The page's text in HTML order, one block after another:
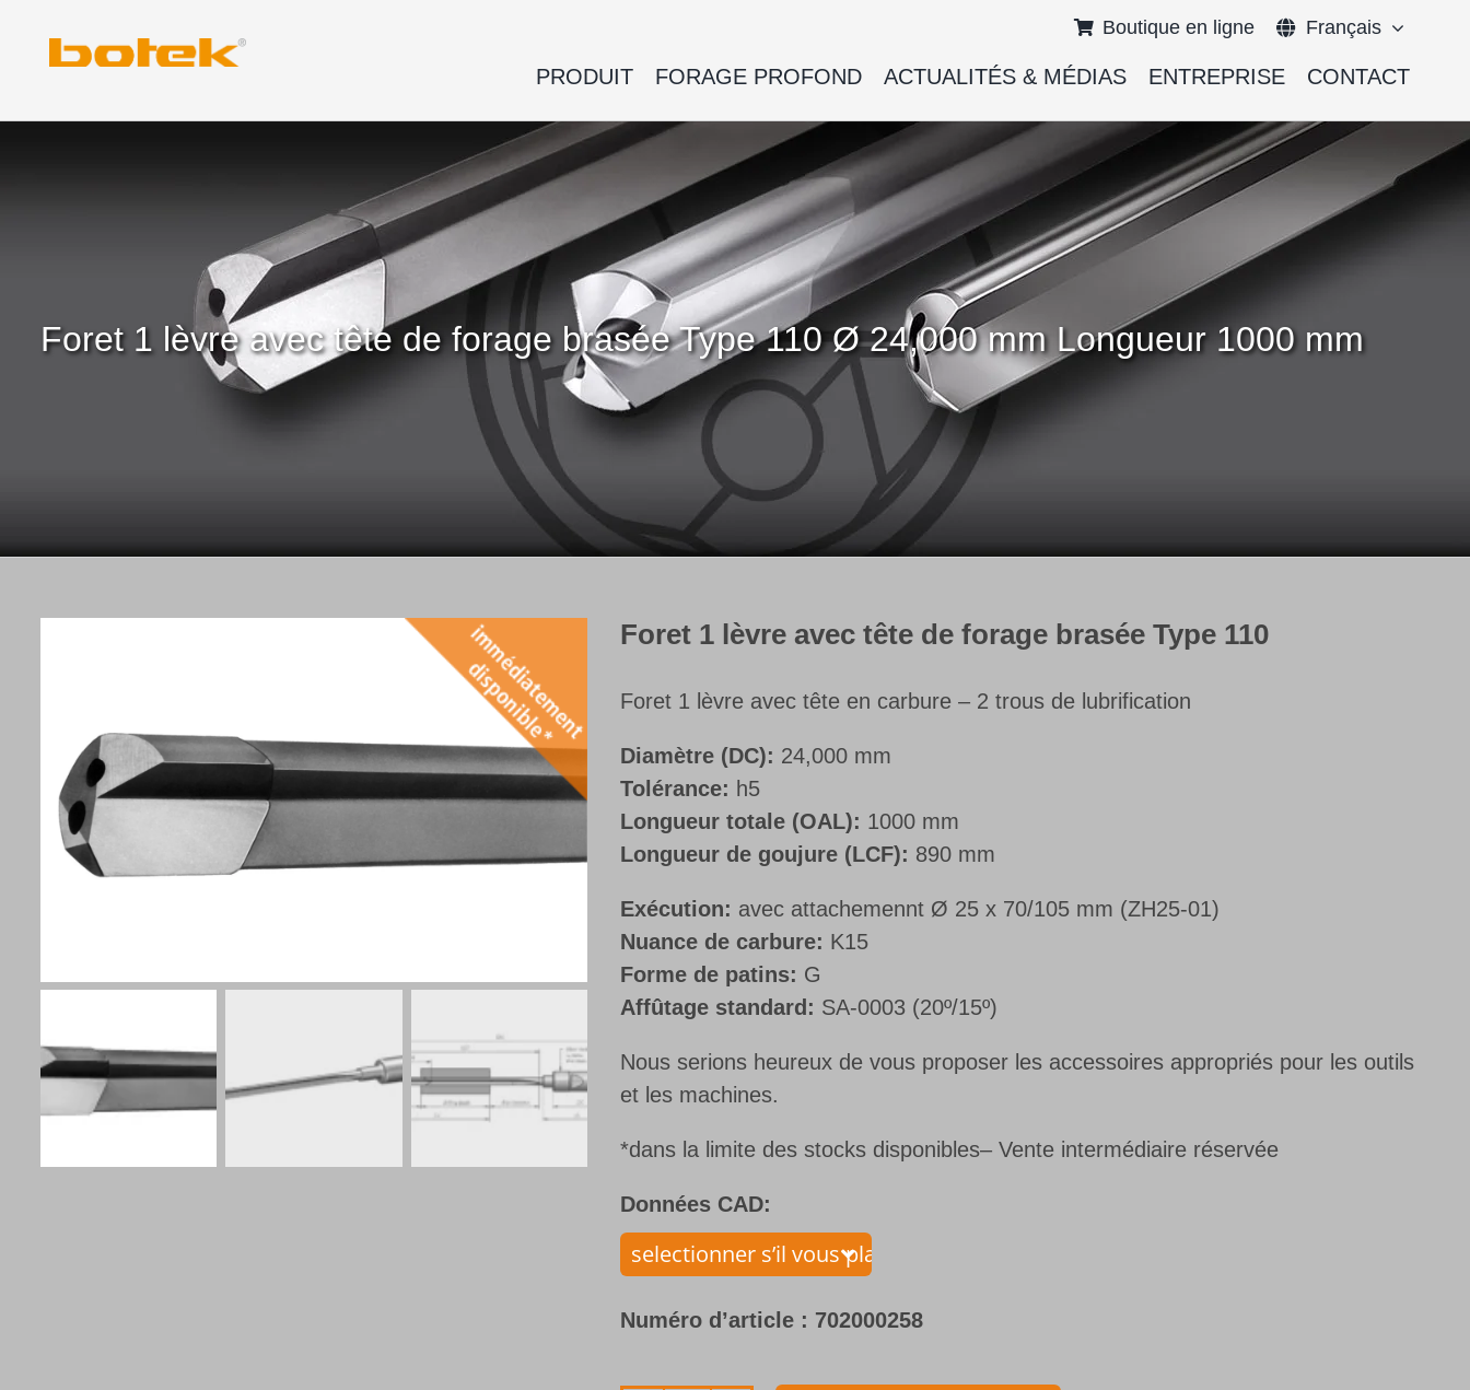
Boutique en ligne Français
English
Deutsch
PRODUIT FORAGE PROFOND ACTUALITÉS & MÉDIAS ENTREPRISE CONTACT
Foret 1 lèvre avec tête de forage brasée Type 110 Ø 24,000 mm Longueur 1000 mm
Foret 1 lèvre avec tête de forage brasée Type 110
Foret 1 lèvre avec tête en carbure – 2 trous de lubrification
Diamètre (DC): 24,000 mm
Tolérance: h5
Longueur totale (OAL): 1000 mm
Longueur de goujure (LCF): 890 mm
Exécution: avec attachemennt Ø 25 x 70/105 mm (ZH25-01)
Nuance de carbure: K15
Forme de patins: G
Affûtage standard: SA-0003 (20º/15º)
Nous serions heureux de vous proposer les accessoires appropriés pour les outils
et les machines.
*dans la limite des stocks disponibles– Vente intermédiaire réservée
Données CAD:
Numéro d’article : 702000258